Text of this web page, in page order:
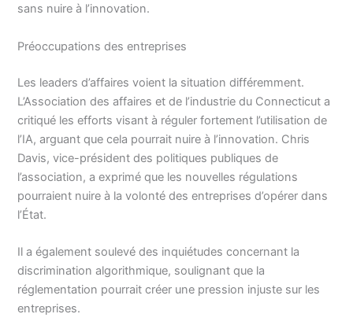
sans nuire à l’innovation.
Préoccupations des entreprises
Les leaders d’affaires voient la situation différemment.
L’Association des affaires et de l’industrie du Connecticut a
critiqué les efforts visant à réguler fortement l’utilisation de
l’IA, arguant que cela pourrait nuire à l’innovation. Chris
Davis, vice-président des politiques publiques de
l’association, a exprimé que les nouvelles régulations
pourraient nuire à la volonté des entreprises d’opérer dans
l’État.
Il a également soulevé des inquiétudes concernant la
discrimination algorithmique, soulignant que la
réglementation pourrait créer une pression injuste sur les
entreprises.